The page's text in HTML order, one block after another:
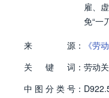
雇、
免“一
来
源： 《劳
关
键 词： 劳动
中 图 分 类 号：